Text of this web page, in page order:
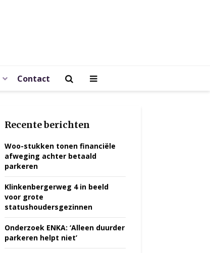
Contact
Recente berichten
Woo-stukken tonen financiële
afweging achter betaald
parkeren
Klinkenbergerweg 4 in beeld
voor grote
statushoudersgezinnen
Onderzoek ENKA: ‘Alleen duurder
parkeren helpt niet’